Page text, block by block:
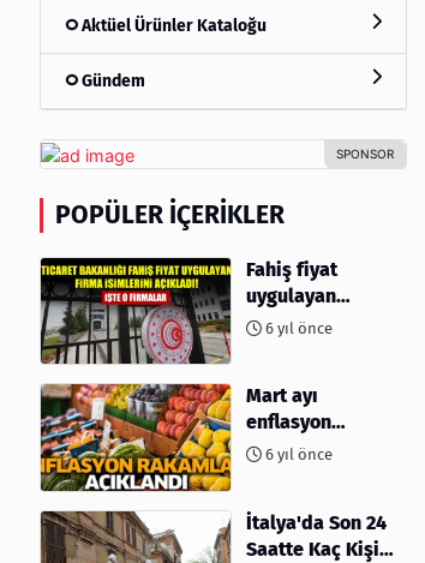
Aktüel Ürünler Kataloğu
Gündem
POPÜLER İÇERIKLER
Fahiş fiyat
uygulayan
firmalar açıklandı
6 yıl önce
Mart ayı
enflasyon
rakamları
6 yıl önce
İtalya'da Son 24
Saatte Kaç Kişi